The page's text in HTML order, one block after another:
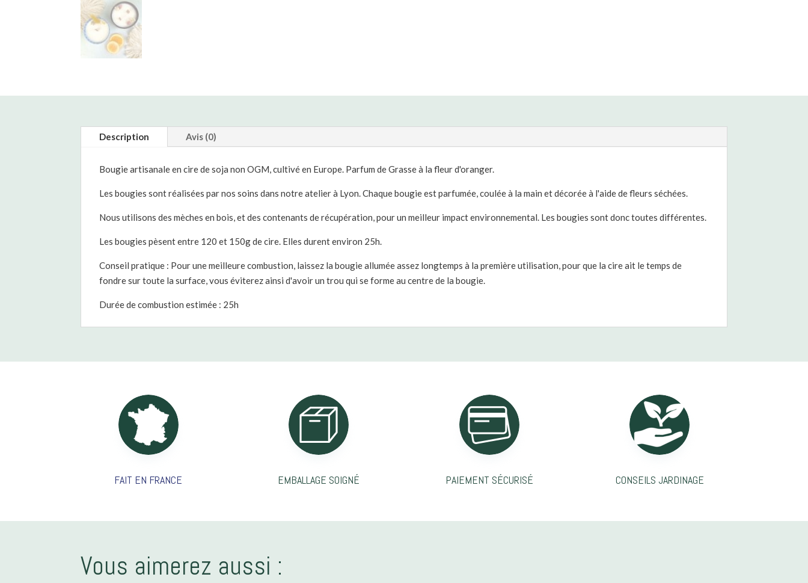
Description Avis (0)
Bougie artisanale en cire de soja non OGM, cultivé en Europe. Parfum de Grasse à la fleur d'oranger.
Les bougies sont réalisées par nos soins dans notre atelier à Lyon. Chaque bougie est parfumée, coulée à la main et décorée à l'aide de fleurs séchées.
Nous utilisons des mèches en bois, et des contenants de récupération, pour un meilleur impact environnemental. Les bougies sont donc toutes différentes.
Les bougies pèsent entre 120 et 150g de cire. Elles durent environ 25h.
Conseil pratique : Pour une meilleure combustion, laissez la bougie allumée assez longtemps à la première utilisation, pour que la cire ait le temps de
fondre sur toute la surface, vous éviterez ainsi d'avoir un trou qui se forme au centre de la bougie.
Durée de combustion estimée : 25h
FAIT EN FRANCE EMBALLAGE SOIGNÉ PAIEMENT SÉCURISÉ CONSEILS JARDINAGE
Vous aimerez aussi :